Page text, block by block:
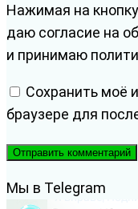
Нажимая на
даю согласие на
и принимаю
Сохранить моё
браузере для
Мы в Telegram